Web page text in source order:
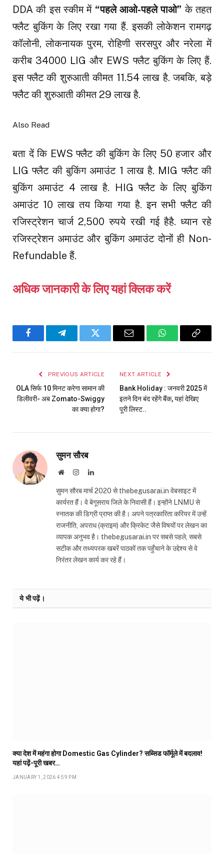
DDA की इस स्कीम में “पहले आओ-पहले पाओ”के तहत
फ्लैट बुकिंग के लिए रखा गया हैं. इसकी लोकेशन रामगढ़
कॉलोनी, लोकनायक पुरम, रोहिणी सरसपुर और नरेला में
करीब 34000 LIG और EWS फ्लैट बुकिंग के लिए हैं.
इस फ्लैट की शुरुआती कीमत 11.54 लाख है. जबकि, बड़े
फ्लैट की शुरुआती कीमत 29 लाख है.
Also Read
बता दें कि EWS फ्लैट की बुकिंग के लिए 50 हजार और
LIG फ्लैट की बुकिंग अमाउंट 1 लाख है. MIG फ्लैट की
बुकिंग अमाउंट 4 लाख है. HIG फ्लैट के लिए बुकिंग
अमाउंट 10 लाख तय किया गया है. इन सभी फ्लैट की
रजिस्ट्रेशन चार्ज 2,500 रुपये रखी गई हैहै. ध्यान रहे
रजिस्ट्रेशन अमाउंट और बुकिंग अमाउंट दोनों ही Non-
Refundable हैं.
अधिक जानकारी के लिए यहां क्लिक करें
FacebookTelegramTwitter Email WhatsAppCopy
PREVIOUS ARTICLE
OLA सिर्फ 10 मिनट करेगा सामान की
डिलीवरी- अब Zomato-Swiggy
का क्या होगा?
NEXT ARTICLE
Bank Holiday : जनवरी 2025 में
इतने दिन बंद रहेंगे बैंक, यहां देखिए
पूरी लिस्ट..
सुमन सौरब
WebsiteInstagramLinkedIn
सुमन सौरब मार्च 2020 से thebegusarai.in वेबसाइट में
कार्यरत हैं। वे बेगूसराय जिले के निवासी हैं। इन्होंने LNMU से
स्नातक की डिग्री प्राप्त की है। अपने पत्रकारिता करियर में उन्हें
राजनीति, अपराध (क्राइम) और क्रिकेट जैसे विषयों पर लेखन का
व्यापक अनुभव है। thebegusarai.in पर सबसे पहले, सबसे
सटीक और तथ्यपरक खबरें पाठकों तक पहुँचाने के उद्देश्य से वे
निरंतर लेखन कार्य कर रहे हैं।
ये भी पढ़ें।
क्या देश में महंगा होगा Domestic Gas Cylinder? सब्सिड फॉर्मूले में बदलाव!
यहां पढ़ें-पूरी खबर…
JANUARY 1, 2026 4:59 PM